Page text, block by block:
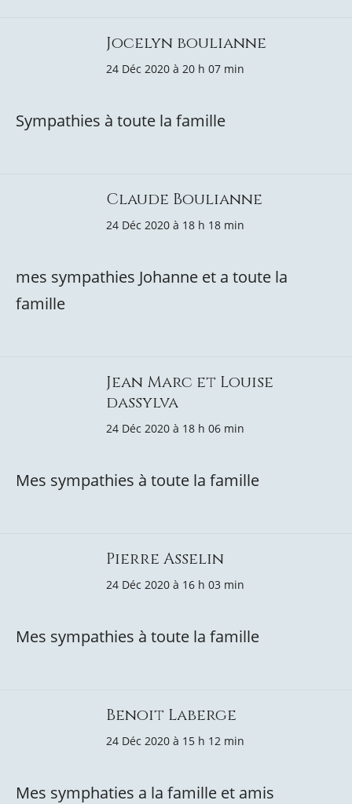
Jocelyn boulianne
24 Déc 2020 à 20 h 07 min
Sympathies à toute la famille
Claude Boulianne
24 Déc 2020 à 18 h 18 min
mes sympathies Johanne et a toute la
famille
Jean Marc et Louise
dassylva
24 Déc 2020 à 18 h 06 min
Mes sympathies à toute la famille
Pierre Asselin
24 Déc 2020 à 16 h 03 min
Mes sympathies à toute la famille
Benoit Laberge
24 Déc 2020 à 15 h 12 min
Mes symphaties a la famille et amis